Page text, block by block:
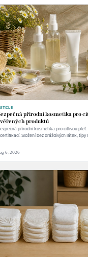
přírodní kosmetika pro
produktů
přírodní kosmetika pro citlivou
Složení bez dráždivých látek, tipy
6, 2026